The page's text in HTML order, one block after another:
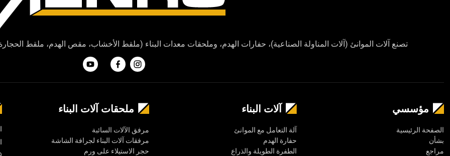
nulla malesuada pellentesque. Egestas erat imperdiet sed euismod nisi porta. Consequat interdum varius sit amet mattis
vitae et leo duis. Ultricies mi eget mauris pharetra. Volutpat commodo sed egestas egestas fringilla phasellus faucibus.
تصنع آلات الموانئ (آلات المناولة الصناعية)، حفارات الهدم، وملحقات معدات البناء (ملقط الأخشاب، مقص الهدم، ملقط
مؤسسي
الصفحة الرئيسية
بشأن
مراجع
آلات البناء
آلة التعامل مع الموانئ
حفارة الهدم
الطفرة الطويلة والذراع
ملحقات آلات البناء
مرفق الآلات السائبة
مرفقات آلات البناء لجرافة الشاشة
حجر الاستيلاء على ورم